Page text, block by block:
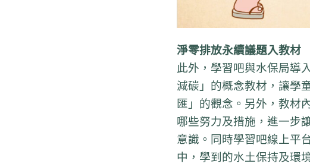
淨零排放永續議題入教
此外，學習吧與水保局導
減碳」的概念教材，讓學
匯」的觀念。另外，教材
哪些努力及措施，進一步
意識。同時學習吧線上平
中，學到的水土保持及環